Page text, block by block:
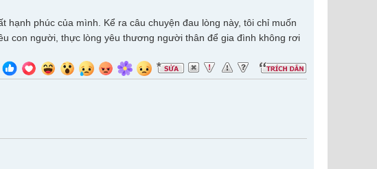
phúc của mình. Kể ra câu chuyện đau lòng này, tôi chỉ muốn
con người, thực lòng yêu thương người thân để gia đình không rơi